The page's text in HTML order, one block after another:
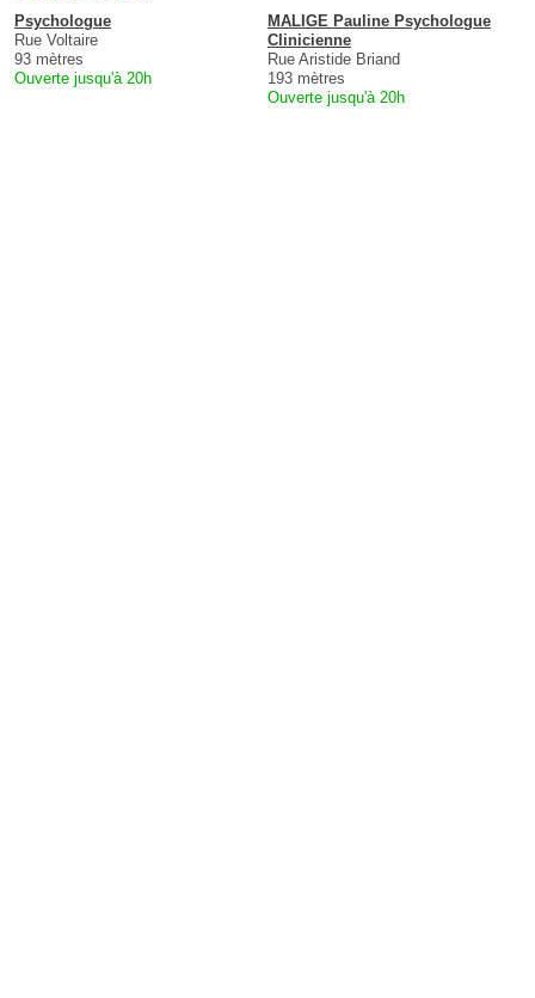
Psychologue
Rue Voltaire
93 mètres
Ouverte jusqu'à 20h
MALIGE Pauline Psychologue
Clinicienne
Rue Aristide Briand
193 mètres
Ouverte jusqu'à 20h